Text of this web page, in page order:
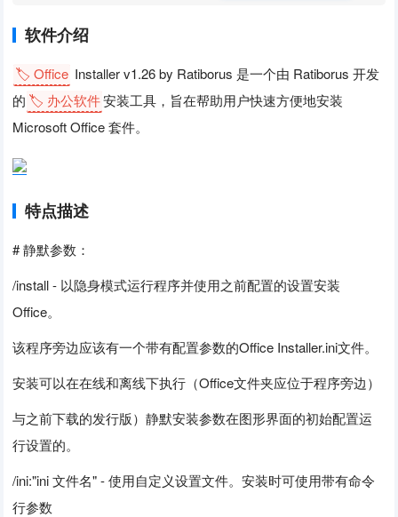
软件介绍
🏷️ Office Installer v1.26 by Ratiborus 是一个由 Ratiborus 开发
的 🏷️ 办公软件安装工具，旨在帮助用户快速方便地安装
Microsoft Office 套件。
特点描述
# 静默参数：
/install - 以隐身模式运行程序并使用之前配置的设置安装
Office。
该程序旁边应该有一个带有配置参数的Office Installer.ini文件。
安装可以在在线和离线下执行（Office文件夹应位于程序旁边）
与之前下载的发行版）静默安装参数在图形界面的初始配置运
行设置的。
/ini:"ini 文件名" - 使用自定义设置文件。安装时可使用带有命令
行参数